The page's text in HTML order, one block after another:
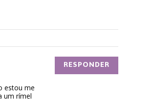
estou me
um rímel
RESPONDER